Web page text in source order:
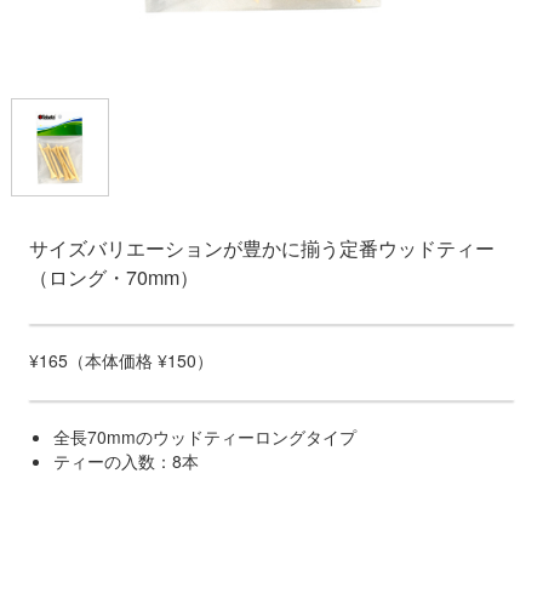
サイズバリエーションが豊かに揃う定番ウッドティー
（ロング・70mm）
¥165（本体価格 ¥150）
全長70mmのウッドティーロングタイプ
ティーの入数：8本